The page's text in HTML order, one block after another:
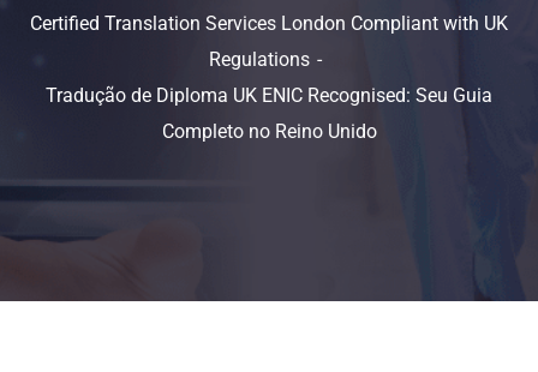
Certified Translation Services London Compliant with UK
Regulations
Tradução de Diploma UK ENIC Recognised: Seu Guia
Completo no Reino Unido